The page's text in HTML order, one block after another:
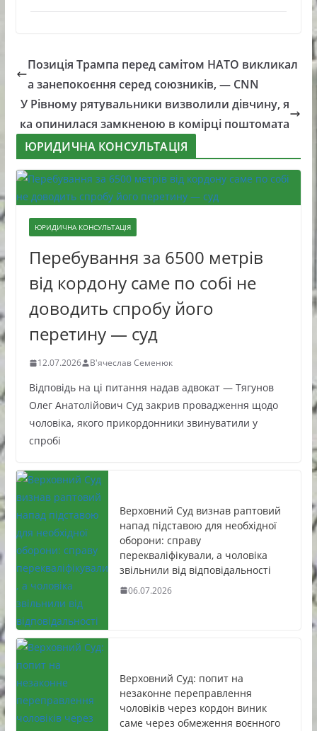
Позиція Трампа перед самітом НАТО викликал
а занепокоєння серед союзників, — CNN
У Рівному рятувальники визволили дівчину, я
ка опинилася замкненою в комірці поштомата
ЮРИДИЧНА КОНСУЛЬТАЦІЯ
ЮРИДИЧНА КОНСУЛЬТАЦІЯ
Перебування за 6500 метрів
від кордону саме по собі не
доводить спробу його
перетину — суд
12.07.2026 В'ячеслав Семенюк
Відповідь на ці питання надав адвокат — Тягунов
Олег Анатолійович Суд закрив провадження щодо
чоловіка, якого прикордонники звинуватили у
спробі
Верховний Суд визнав раптовий
напад підставою для необхідної
оборони: справу
перекваліфікували, а чоловіка
звільнили від відповідальності
06.07.2026
Верховний Суд: попит на
незаконне переправлення
чоловіків через кордон виник
саме через обмеження воєнного